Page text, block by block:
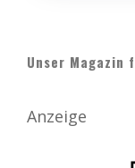
Unser
Anzeige